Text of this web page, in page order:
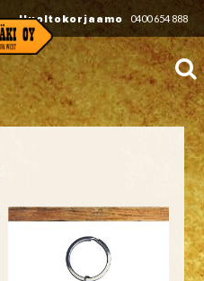
Huoltokorjaamo 0400 654 888